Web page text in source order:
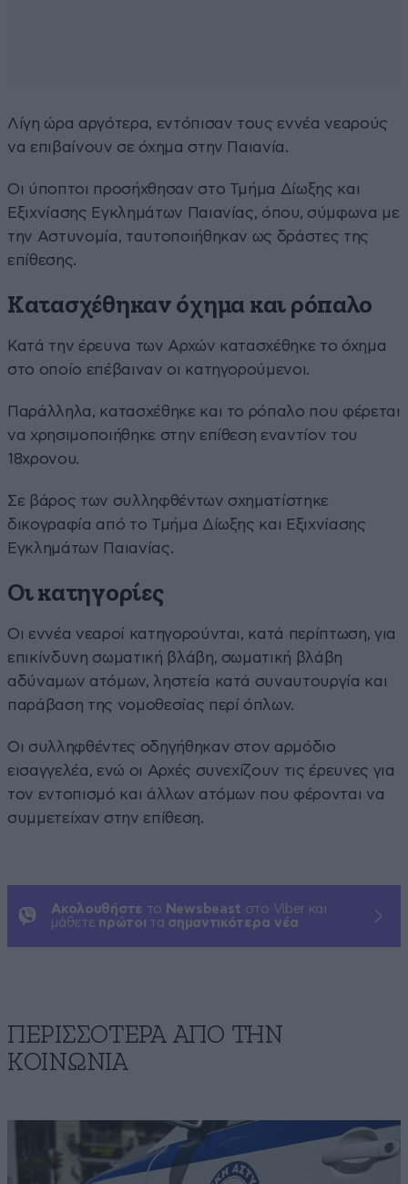
Λίγη ώρα αργότερα, εντόπισαν τους εννέα νεαρούς
να επιβαίνουν σε όχημα στην Παιανία.
Οι ύποπτοι προσήχθησαν στο Τμήμα Δίωξης και
Εξιχνίασης Εγκλημάτων Παιανίας, όπου, σύμφωνα με
την Αστυνομία, ταυτοποιήθηκαν ως δράστες της
επίθεσης.
Κατασχέθηκαν όχημα και ρόπαλο
Κατά την έρευνα των Αρχών κατασχέθηκε το όχημα
στο οποίο επέβαιναν οι κατηγορούμενοι.
Παράλληλα, κατασχέθηκε και το ρόπαλο που φέρεται
να χρησιμοποιήθηκε στην επίθεση εναντίον του
18χρονου.
Σε βάρος των συλληφθέντων σχηματίστηκε
δικογραφία από το Τμήμα Δίωξης και Εξιχνίασης
Εγκλημάτων Παιανίας.
Οι κατηγορίες
Οι εννέα νεαροί κατηγορούνται, κατά περίπτωση, για
επικίνδυνη σωματική βλάβη, σωματική βλάβη
αδύναμων ατόμων, ληστεία κατά συναυτουργία και
παράβαση της νομοθεσίας περί όπλων.
Οι συλληφθέντες οδηγήθηκαν στον αρμόδιο
εισαγγελέα, ενώ οι Αρχές συνεχίζουν τις έρευνες για
τον εντοπισμό και άλλων ατόμων που φέρονται να
συμμετείχαν στην επίθεση.
Ακολουθήστε το Newsbeast στο Viber και
μάθετε πρώτοι τα σημαντικότερα νέα
ΠΕΡΙΣΣΟΤΕΡΑ ΑΠΟ ΤΗΝ
ΚΟΙΝΩΝΙΑ